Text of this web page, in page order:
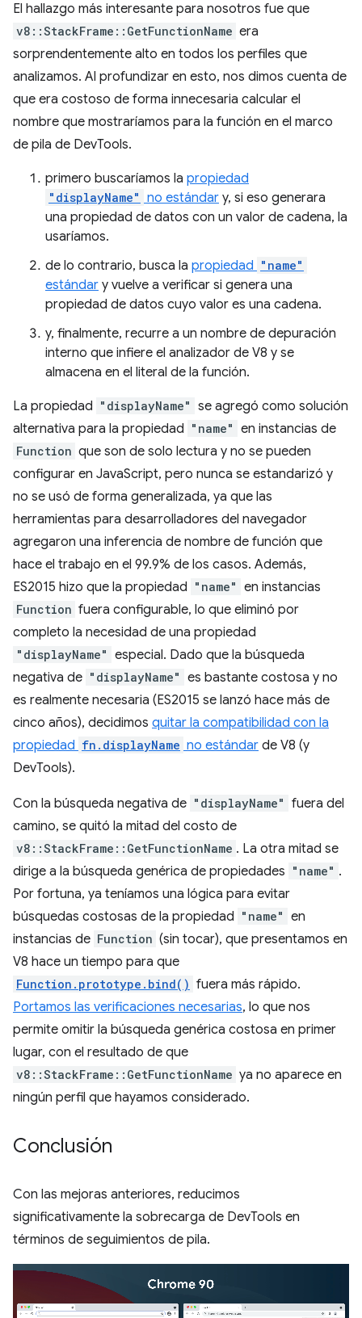
El hallazgo más interesante para nosotros fue que
v8::StackFrame::GetFunctionName era
sorprendentemente alto en todos los perfiles que
analizamos. Al profundizar en esto, nos dimos cuenta de
que era costoso de forma innecesaria calcular el
nombre que mostraríamos para la función en el marco
de pila de DevTools.
primero buscaríamos la propiedad
"displayName" no estándar y, si eso generara
una propiedad de datos con un valor de cadena, la
usaríamos.
de lo contrario, busca la propiedad "name"
estándar y vuelve a verificar si genera una
propiedad de datos cuyo valor es una cadena.
y, finalmente, recurre a un nombre de depuración
interno que infiere el analizador de V8 y se
almacena en el literal de la función.
La propiedad "displayName" se agregó como solución
alternativa para la propiedad "name" en instancias de
Function que son de solo lectura y no se pueden
configurar en JavaScript, pero nunca se estandarizó y
no se usó de forma generalizada, ya que las
herramientas para desarrolladores del navegador
agregaron una inferencia de nombre de función que
hace el trabajo en el 99.9% de los casos. Además,
ES2015 hizo que la propiedad "name" en instancias
Function fuera configurable, lo que eliminó por
completo la necesidad de una propiedad
"displayName" especial. Dado que la búsqueda
negativa de "displayName" es bastante costosa y no
es realmente necesaria (ES2015 se lanzó hace más de
cinco años), decidimos quitar la compatibilidad con la
propiedad fn.displayName no estándar de V8 (y
DevTools).
Con la búsqueda negativa de "displayName" fuera del
camino, se quitó la mitad del costo de
v8::StackFrame::GetFunctionName . La otra mitad se
dirige a la búsqueda genérica de propiedades "name" .
Por fortuna, ya teníamos una lógica para evitar
búsquedas costosas de la propiedad "name" en
instancias de Function (sin tocar), que presentamos en
V8 hace un tiempo para que
Function.prototype.bind() fuera más rápido.
Portamos las verificaciones necesarias, lo que nos
permite omitir la búsqueda genérica costosa en primer
lugar, con el resultado de que
v8::StackFrame::GetFunctionName ya no aparece en
ningún perfil que hayamos considerado.
Conclusión
Con las mejoras anteriores, reducimos
significativamente la sobrecarga de DevTools en
términos de seguimientos de pila.